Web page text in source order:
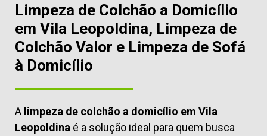
Limpeza de Colchão a Domicílio
em Vila Leopoldina, Limpeza de
Colchão Valor e Limpeza de Sofá
à Domicílio
A limpeza de colchão a domicílio em Vila
Leopoldina é a solução ideal para quem busca